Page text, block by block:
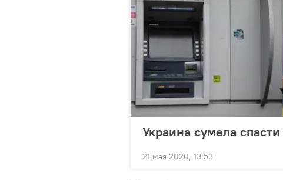
Украина сумела
21 мая 2020, 13:53